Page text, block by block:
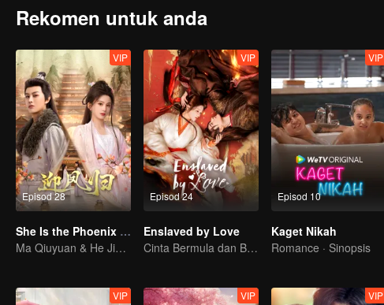
Rekomen untuk anda
Episod 28
VIP
She Is the Phoenix (Thai Ver.)
Ma Qiuyuan & He Jianqi kembali dengan dendam!
Episod 24
VIP
Enslaved by Love
Cinta Bermula dan Berakhir di Istana
Episod 10
VIP
Kaget Nikah
Romance · Sinopsis
VIP VIP VIP